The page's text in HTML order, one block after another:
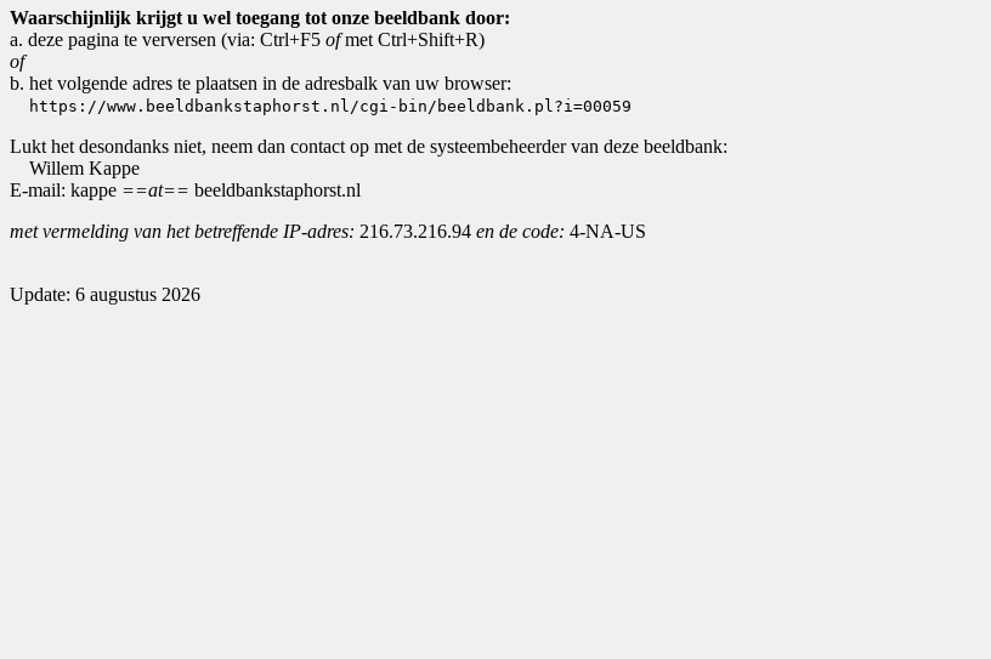
Waarschijnlijk krijgt u wel toegang tot onze beeldbank door:
a. deze pagina te verversen (via: Ctrl+F5 ofmet Ctrl+Shift+R)
of
b. het volgende adres te plaatsen in de adresbalk van uw browser:
https://www.beeldbankstaphorst.nl/cgi-bin/beeldbank.pl?i=00059
Lukt het desondanks niet, neem dan contact op met de systeembeheerder van deze beeldbank:
Willem Kappe
E-mail: kappe ==at== beeldbankstaphorst.nl
met vermelding van het betreffende IP-adres: 216.73.216.94 en de code: 4-NA-US
Update: 6 augustus 2026